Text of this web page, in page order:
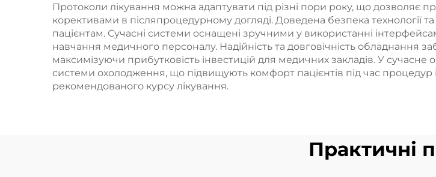
Протоколи лікування можна адаптувати під різні пори року, що дозволяє
корективами в післяпроцедурному догляді. Доведена безпека технології
пацієнтам. Сучасні системи оснащені зручними у використанні
навчання медичного персоналу. Надійність та довговічність обладнання
максимізуючи прибутковість інвестицій для медичних закладів. У сучасне
системи охолодження, що підвищують комфорт пацієнтів під час
рекомендованого курсу лікування.
Практичні